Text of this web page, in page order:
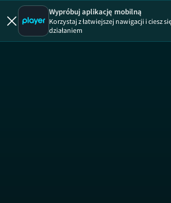
Wypróbuj aplikację mobilną
Korzystaj z łatwiejszej nawigacji i ciesz
działaniem